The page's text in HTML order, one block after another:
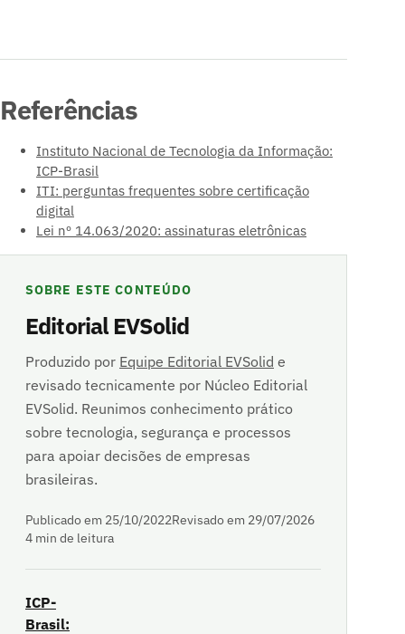
Referências
Instituto Nacional de Tecnologia da Informação:
ICP-Brasil
ITI: perguntas frequentes sobre certificação
digital
Lei nº 14.063/2020: assinaturas eletrônicas
SOBRE ESTE CONTEÚDO
Editorial EVSolid
Produzido por Equipe Editorial EVSolid e
revisado tecnicamente por Núcleo Editorial
EVSolid. Reunimos conhecimento prático
sobre tecnologia, segurança e processos
para apoiar decisões de empresas
brasileiras.
Publicado em 25/10/2022Revisado em 29/07/2026
4 min de leitura
ICP-
Brasil: